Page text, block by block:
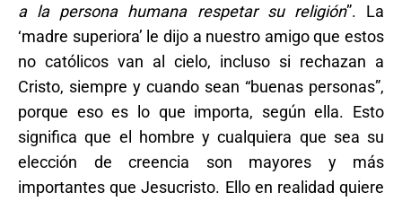
a la persona humana respetar su religión”. La
‘madre superiora’ le dijo a nuestro amigo que estos
no católicos van al cielo, incluso si rechazan a
Cristo, siempre y cuando sean “buenas personas”,
porque eso es lo que importa, según ella. Esto
significa que el hombre y cualquiera que sea su
elección de creencia son mayores y más
importantes que Jesucristo. Ello en realidad quiere